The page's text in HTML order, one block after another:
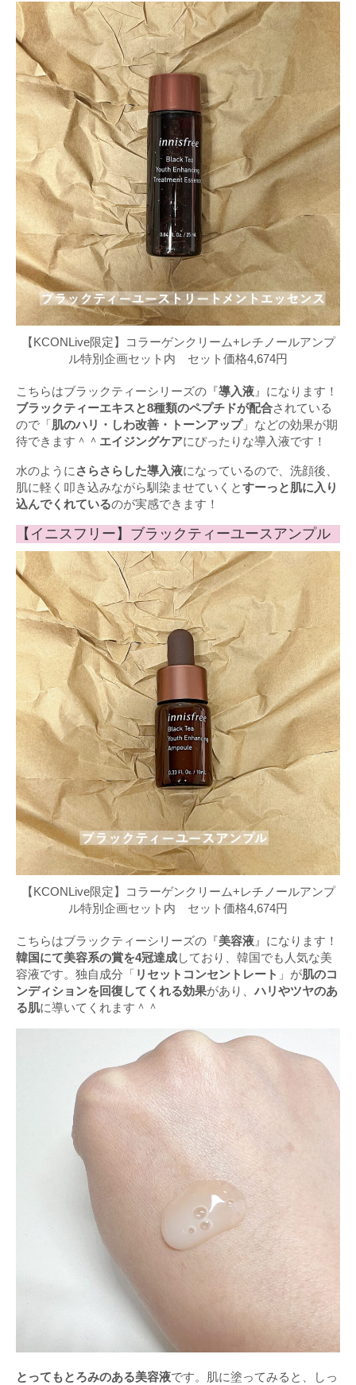
【KCONLive限定】コラーゲンクリーム+レチノールアンプ
ル特別企画セット内 セット価格4,674円
こちらはブラックティーシリーズの『導入液 』になります！
ブラックティーエキスと8種類のペプチドが配合されている
ので「肌のハリ・しわ改善・トーンアップ」などの効果が期
待できます＾＾ エイジングケアにぴったりな導入液です！
水のように さらさらした導入液になっているので、洗顔後、
肌に軽く叩き込みながら馴染ませていくとすーっと肌に入り
込んでくれているのが実感できます！
【イニスフリー】ブラックティーユースアンプル
【KCONLive限定】コラーゲンクリーム+レチノールアンプ
ル特別企画セット内 セット価格4,674円
こちらはブラックティーシリーズの『美容液 』になります！
韓国にて美容系の賞を4冠達成しており、韓国でも人気な美
容液です。独自成分「 リセットコンセントレート 」が肌のコ
ンディションを回復してくれる効果があり、ハリやツヤのあ
る肌に導いてくれます＾＾
とってもとろみのある美容液です。肌に塗ってみると、しっ